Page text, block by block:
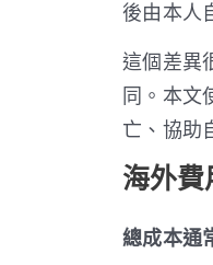
後由本人
這個差異
同。本文
亡、協助
海外費
總成本通